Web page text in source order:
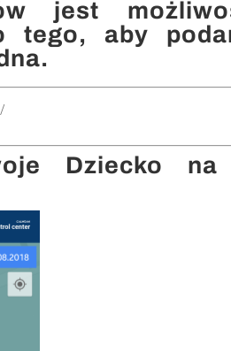
jest
tego, aby
Dziecko